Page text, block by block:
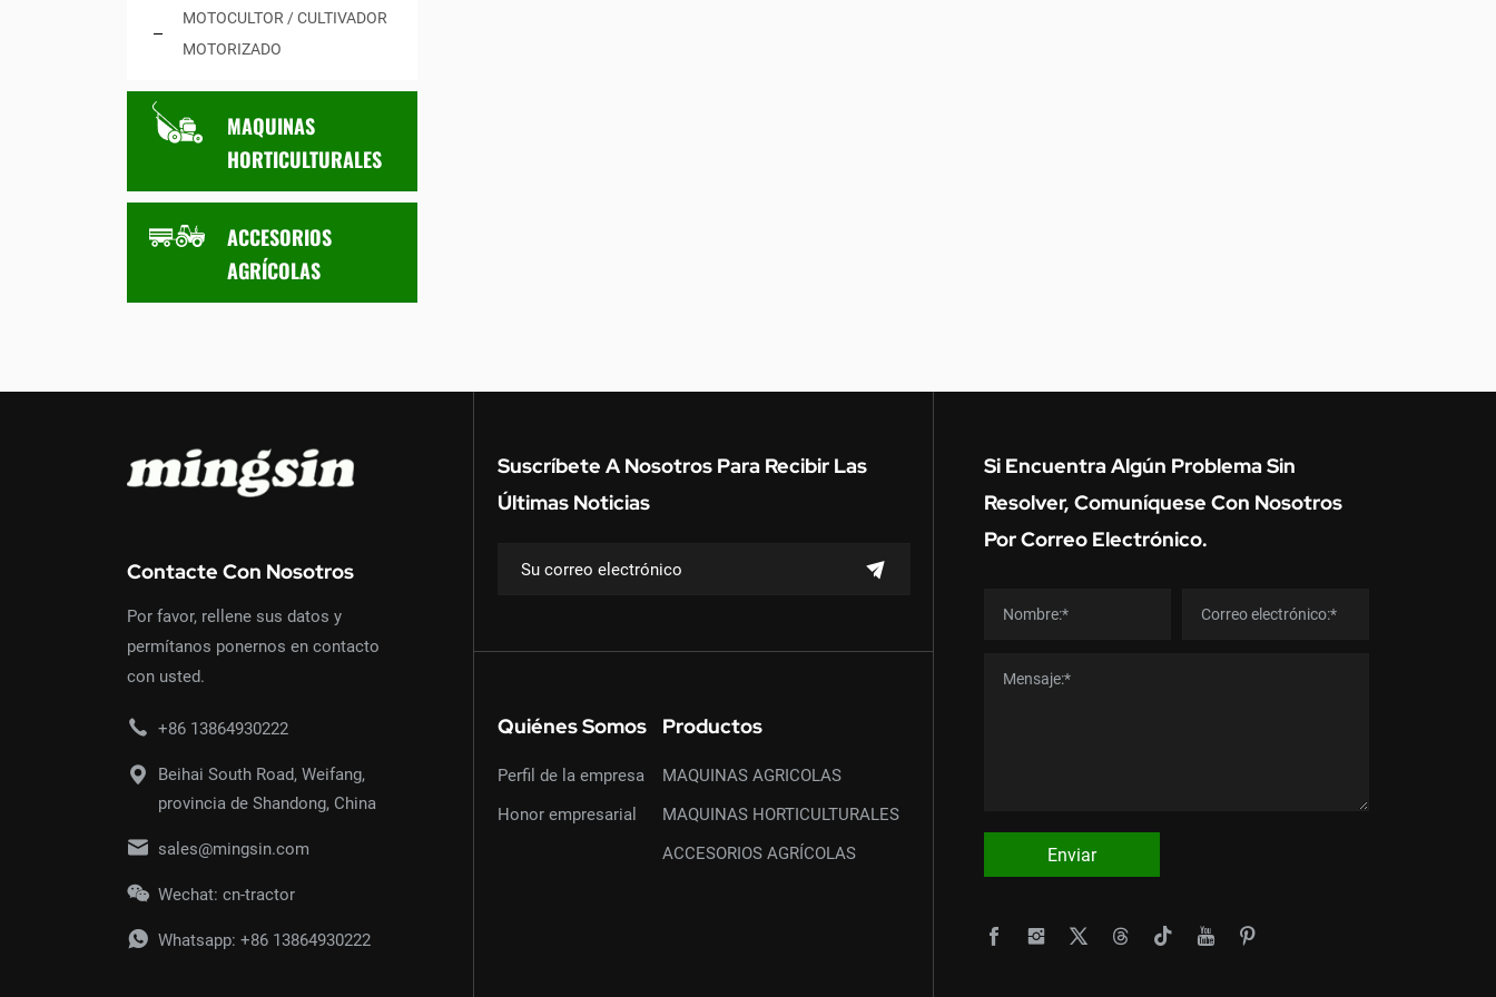
MOTOCULTOR / CULTIVADOR
MOTORIZADO
MAQUINAS
HORTICULTURALES
ACCESORIOS
AGRÍCOLAS
Contacte Con Nosotros
Por favor, rellene sus datos y
permítanos ponernos en contacto
con usted.
+86 13864930222
Beihai South Road, Weifang,
provincia de Shandong, China
sales@mingsin.com
Wechat: cn-tractor
Whatsapp: +86 13864930222
Suscríbete A Nosotros Para Recibir Las
Últimas Noticias
Quiénes Somos
Perfil de la empresa
Honor empresarial
Productos
MAQUINAS AGRICOLAS
MAQUINAS HORTICULTURALES
ACCESORIOS AGRÍCOLAS
Si Encuentra Algún Problema Sin
Resolver, Comuníquese Con Nosotros
Por Correo Electrónico.
Enviar